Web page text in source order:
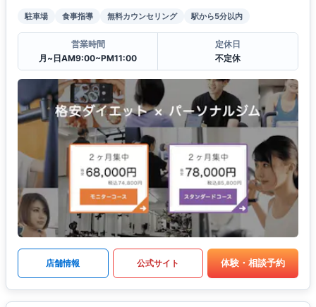
駐車場 食事指導 無料カウンセリング 駅から5分以内
営業時間
月~日AM9:00~PM11:00
定休日
不定休
店舗情報 公式サイト 体験・相談予約